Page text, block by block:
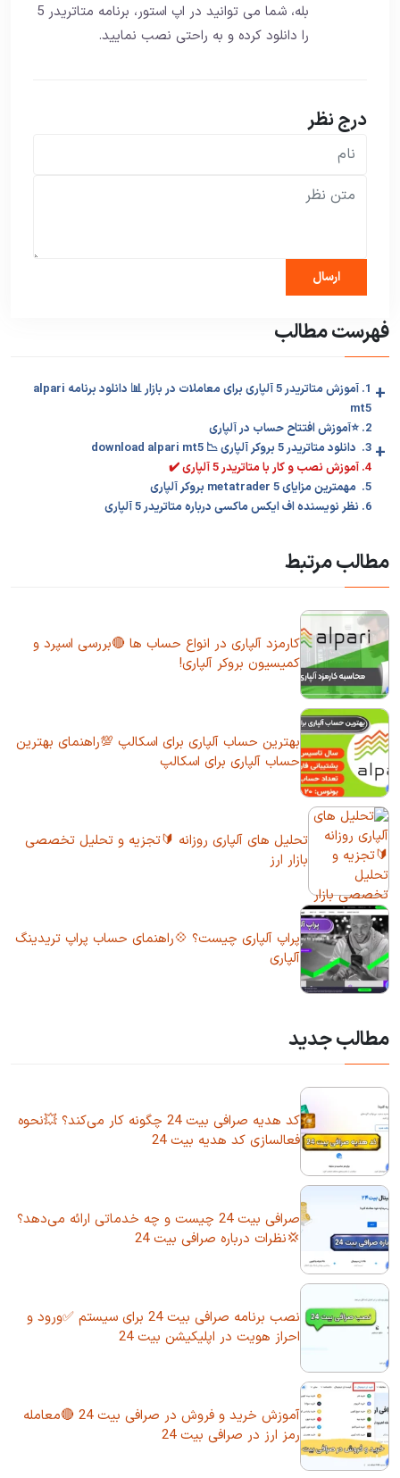
بله، شما می توانید در اپ استور، برنامه متاتریدر 5
را دانلود کرده و به راحتی نصب نمایید.
درج نظر
فهرست مطالب
1. آموزش متاتریدر 5 آلپاری برای معاملات در بازار 📊 دانلود برنامه alpari
mt5
+
2. ⭐️آموزش افتتاح حساب در آلپاری
3. دانلود متاتریدر 5 بروکر آلپاری 📉 download alpari mt5 +
4. آموزش نصب و کار با متاتریدر 5 آلپاری ✔️
5. مهمترین مزایای metatrader 5 بروکر آلپاری
6. نظر نویسنده اف ایکس ماکسی درباره متاتریدر 5 آلپاری
مطالب مرتبط
کارمزد آلپاری در انواع حساب ها 🔴بررسی اسپرد و
کمیسیون بروکر آلپاری!
بهترین حساب آلپاری برای اسکالپ 💯راهنمای بهترین
حساب آلپاری برای اسکالپ
تحلیل های آلپاری روزانه 🔰تجزیه و تحلیل تخصصی
بازار ارز
پراپ آلپاری چیست؟ 💠راهنمای حساب پراپ تریدینگ
آلپاری
مطالب جدید
کد هدیه صرافی بیت 24 چگونه کار می‌کند؟ 💥نحوه
فعالسازی کد هدیه بیت 24
صرافی بیت 24 چیست و چه خدماتی ارائه می‌دهد؟
💢نظرات درباره صرافی بیت 24
نصب برنامه صرافی بیت 24 برای سیستم ✅ورود و
احراز هویت در اپلیکیشن بیت 24
آموزش خرید و فروش در صرافی بیت 24 🔴معامله
رمز ارز در صرافی بیت 24